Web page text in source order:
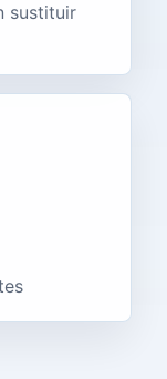
sustituir